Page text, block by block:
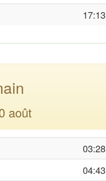
17:13
août
03:28
04:43